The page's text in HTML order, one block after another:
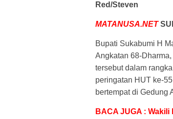
Red/Steven
MATANUSA.NET
Bupati Sukabumi H
Angkatan 68-
tersebut dalam
peringatan HUT ke-
bertempat di Gedung
BACA JUGA :